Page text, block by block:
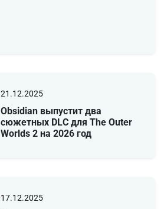
21.12.2025
Obsidian выпустит два
сюжетных DLC для The Outer
Worlds 2 на 2026 год
17.12.2025